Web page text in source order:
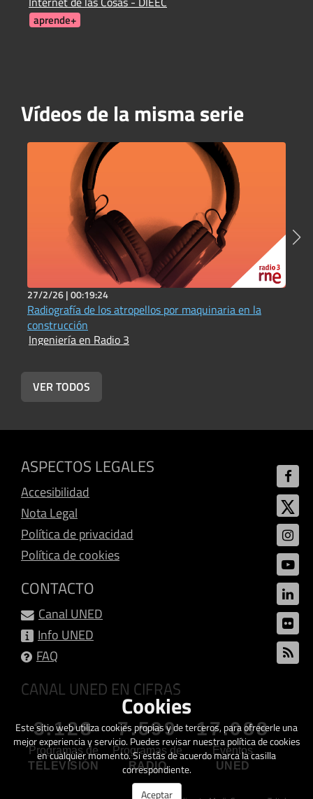
aprende+
Vídeos de la misma serie
27/2/26 |00:19:24
Radiografía de los atropellos por maquinaria en la
construcción
Ingeniería en Radio 3
VER TODOS
ASPECTOS LEGALES
Accesibilidad
Nota Legal
Política de privacidad
Política de cookies
CONTACTO
Canal UNED
Info UNED
FAQ
CANAL UNED EN CIFRAS
3.128
Programas de
TELEVISIÓN
7.599
Programas de
RADIO
17.088
Eventos
UNED
Cookies
Este sitio web utiliza cookies propias y de terceros, para ofrecerle una
mejor experiencia y servicio. Puedes revisar nuestra política de cookies
en cualquier momento. Si estás de acuerdo marca la casilla
correspondiente.
Aceptar